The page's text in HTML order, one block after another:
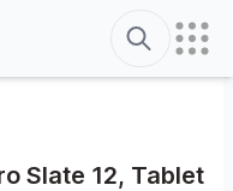
Search
Slate 12, Tablet